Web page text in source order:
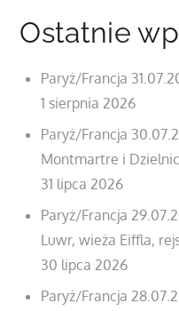
Ostatnie
Paryż/Francja
1 sierpnia 2026
Paryż/Francja
Montmartre i
31 lipca 2026
Paryż/Francja
Luwr, wieża Eiffla,
30 lipca 2026
Paryż/Francja